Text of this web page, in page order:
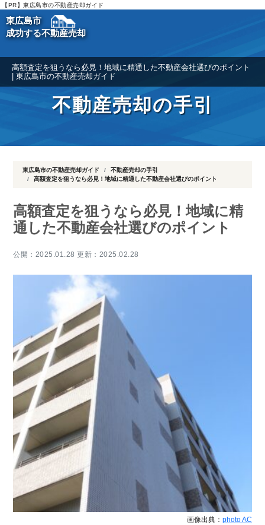
【PR】東広島市の不動産売却ガイド
東広島市
成功する不動産売却
高額査定を狙うなら必見！地域に精通した不動産会社選びのポイント
| 東広島市の不動産売却ガイド
不動産売却の手引
東広島市の不動産売却ガイド
不動産売却の手引
高額査定を狙うなら必見！地域に精通した不動産会社選びのポイント
高額査定を狙うなら必見！地域に精
通した不動産会社選びのポイント
公開：2025.01.28 更新：2025.02.28
画像出典： photo AC